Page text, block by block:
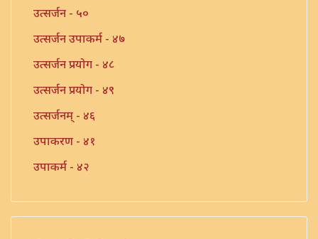
उत्सर्जन - ५०
उत्सर्जन उपाकर्म - ४७
उत्सर्जन प्रयोग - ४८
उत्सर्जन प्रयोग - ४९
उत्सर्जनम् - ४६
उपाकरण - ४१
उपाकर्म - ४२
उपाकर्म - ४४